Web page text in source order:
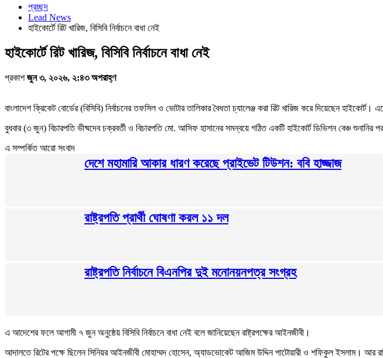
প্রচ্ছদ
Lead News
হাইকোর্টে রিট খারিজ, বিসিবি নির্বাচনে বাধা নেই
হাইকোর্টে রিট খারিজ, বিসিবি নির্বাচনে বাধা নেই
প্রকাশজুন ৩, ২০২৬, ২:৪৩ অপরাহ্ণ
বাংলাদেশ ক্রিকেট বোর্ডের (বিসিবি) নির্বাচনের তফসিল ও ভোটার তালিকার বৈধতা চ্যালেঞ্জ করা রিট খারিজ করে দিয়েছেন হাইকোর্ট।
বুধবার (৩ জুন) বিচারপতি ভীষ্মদেব চক্রবর্তী ও বিচারপতি মো. আসিফ হাসানের সমন্বয়ে গঠিত একটি হাইকোর্ট ডিভিশন বেঞ্চ শুনানির
এ সম্পর্কিত আরো সংবাদ
দেশে মহামারি আকার ধারণ করেছে প্রাইভেট টিউশন: ববি হাজ্জাজ
রাষ্ট্রপতি প্রার্থী ঘোষণা করল ১১ দল
রাষ্ট্রপতি নির্বাচনে বিএনপির দুই মনোনয়নপত্র সংগ্রহ
এ আদেশের ফলে আগামী ৭ জুন অনুষ্ঠেয় বিসিবি নির্বাচনে বাধা নেই বলে জানিয়েছেন রাষ্ট্রপক্ষের আইনজীবী।
আদালতে রিটের পক্ষে ছিলেন সিনিয়র আইনজীবী মোহাম্মদ হোসেন, অ্যাডভোকেট আজিম উদ্দিন পাটোয়ারী ও শফিকুল ইসলাম। আর